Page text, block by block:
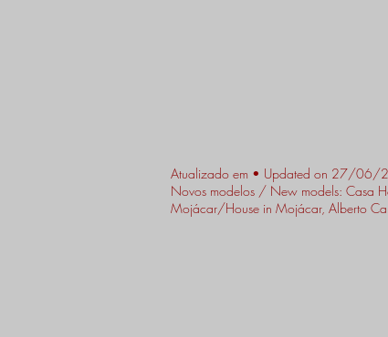
Atualizado em • Updated on 27/06/
Novos modelos / New models: Casa
Mojácar/House in Mojácar, Alberto